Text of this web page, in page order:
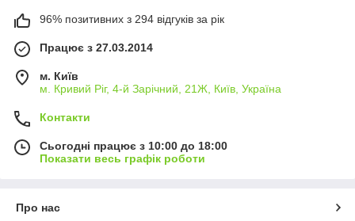
96% позитивних з 294 відгуків за рік
Працює з 27.03.2014
м. Київ
м. Кривий Ріг, 4-й Зарічний, 21Ж, Київ, Україна
Контакти
Сьогодні працює з 10:00 до 18:00
Показати весь графік роботи
Про нас